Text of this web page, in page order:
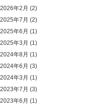
2026年2月 (2)
2025年7月 (2)
2025年6月 (1)
2025年3月 (1)
2024年8月 (1)
2024年6月 (3)
2024年3月 (1)
2023年7月 (3)
2023年6月 (1)